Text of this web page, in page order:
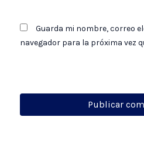
Guarda mi nombre, correo
navegador para la próxima vez